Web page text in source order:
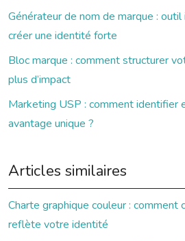
Générateur de nom de marque :
créer une identité forte
Bloc marque : comment structurer
plus d’impact
Marketing USP : comment identifier
avantage unique ?
Articles similaires
Charte graphique couleur : comment
reflète votre identité